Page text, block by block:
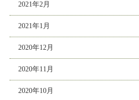
2021年2月
2021年1月
2020年12月
2020年11月
2020年10月